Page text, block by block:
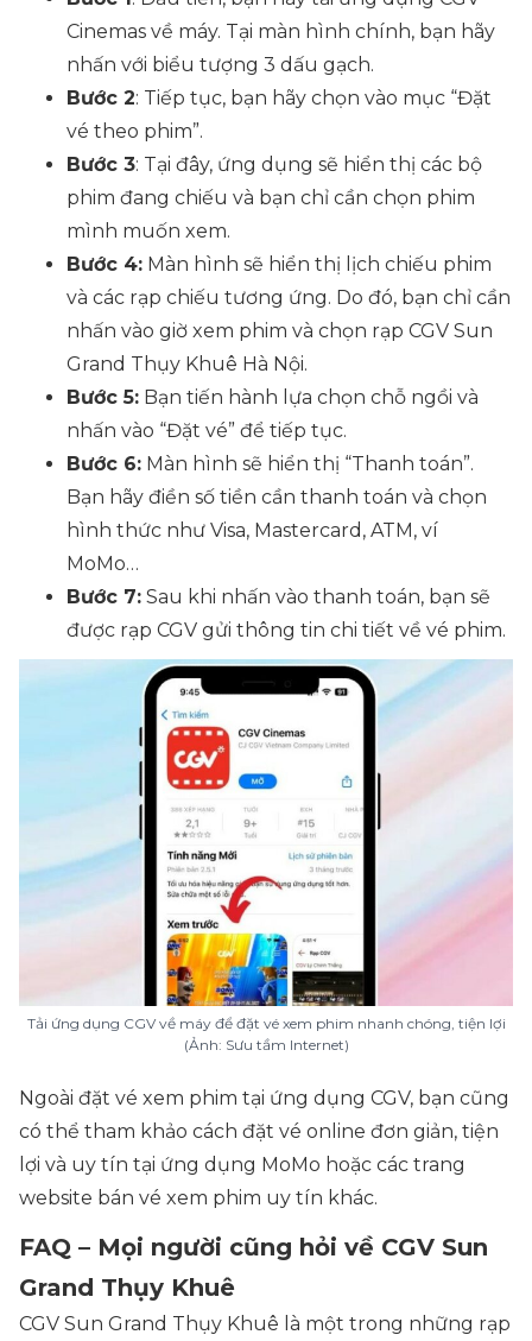
Cinemas về máy. Tại màn hình chính, bạn hãy
nhấn với biểu tượng 3 dấu gạch.
Bước 2: Tiếp tục, bạn hãy chọn vào mục “Đặt
vé theo phim”.
Bước 3: Tại đây, ứng dụng sẽ hiển thị các bộ
phim đang chiếu và bạn chỉ cần chọn phim
mình muốn xem.
Bước 4: Màn hình sẽ hiển thị lịch chiếu phim
và các rạp chiếu tương ứng. Do đó, bạn chỉ cần
nhấn vào giờ xem phim và chọn rạp CGV Sun
Grand Thụy Khuê Hà Nội.
Bước 5: Bạn tiến hành lựa chọn chỗ ngồi và
nhấn vào “Đặt vé” để tiếp tục.
Bước 6: Màn hình sẽ hiển thị “Thanh toán”.
Bạn hãy điền số tiền cần thanh toán và chọn
hình thức như Visa, Mastercard, ATM, ví
MoMo…
Bước 7: Sau khi nhấn vào thanh toán, bạn sẽ
được rạp CGV gửi thông tin chi tiết về vé phim.
Tải ứng dụng CGV về máy để đặt vé xem phim nhanh chóng, tiện lợi
(Ảnh: Sưu tầm Internet)
Ngoài đặt vé xem phim tại ứng dụng CGV, bạn cũng
có thể tham khảo cách đặt vé online đơn giản, tiện
lợi và uy tín tại ứng dụng MoMo hoặc các trang
website bán vé xem phim uy tín khác.
FAQ – Mọi người cũng hỏi về CGV Sun
Grand Thụy Khuê
CGV Sun Grand Thụy Khuê là một trong những rạp